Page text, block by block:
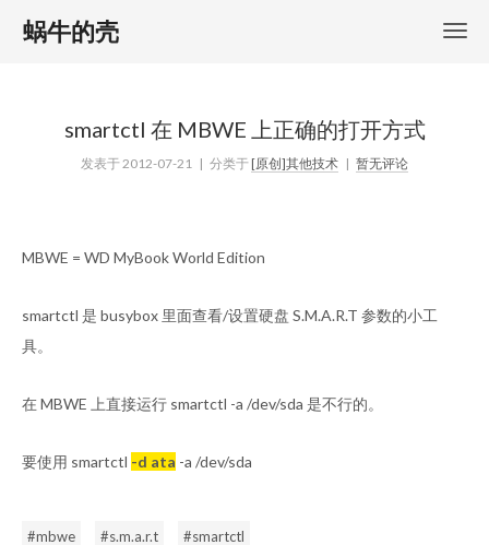
蜗牛的壳
smartctl 在 MBWE 上正确的打开方式
发表于2012-07-21 | 分类于[原创]其他技术 | 暂无评论
MBWE = WD MyBook World Edition
smartctl 是 busybox 里面查看/设置硬盘 S.M.A.R.T 参数的小工
具。
在 MBWE 上直接运行 smartctl -a /dev/sda 是不行的。
要使用 smartctl -d ata -a /dev/sda
mbwe s.m.a.r.t smartctl